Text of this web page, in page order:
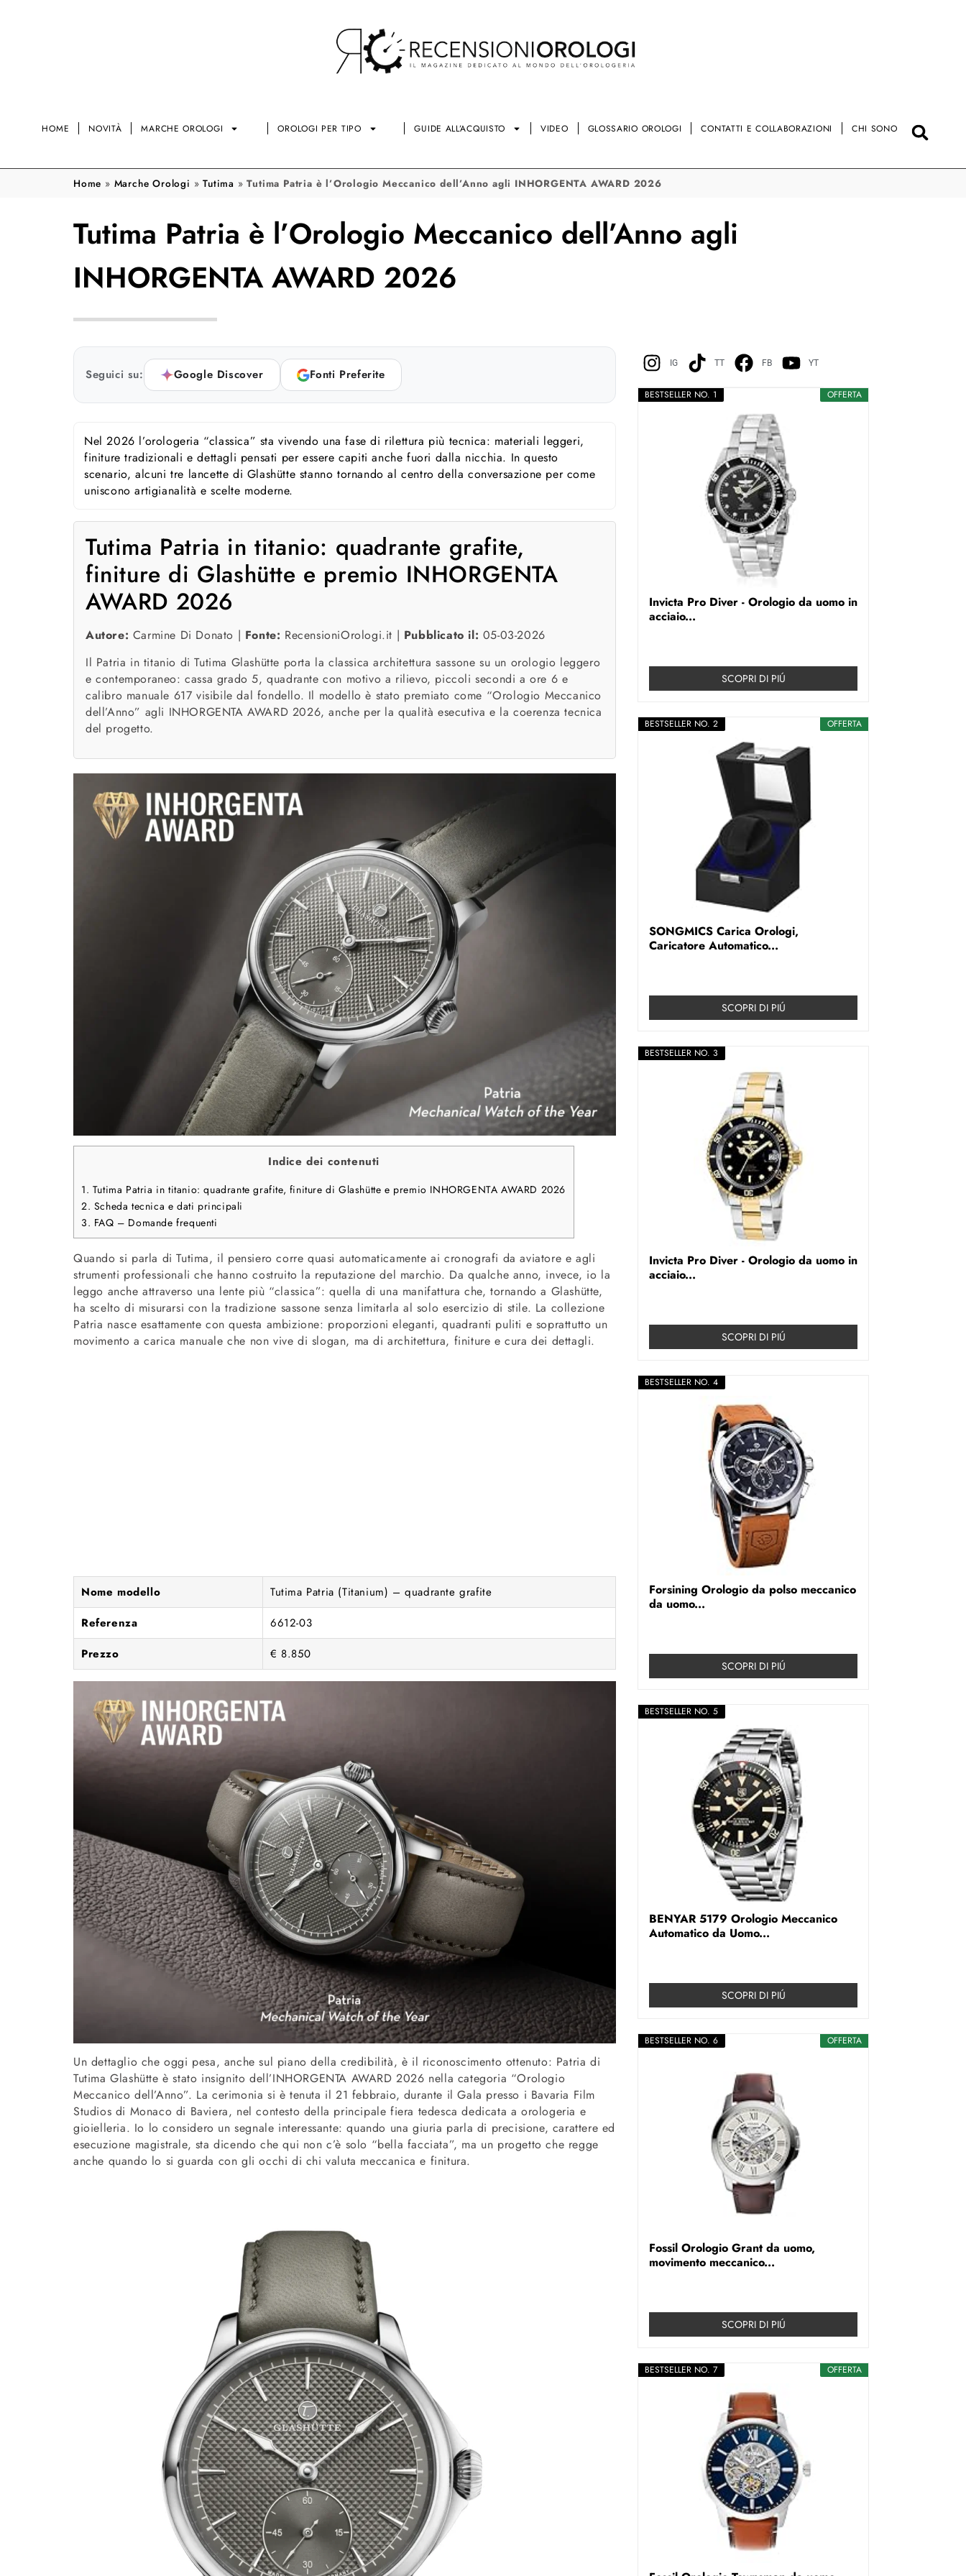
HOME NOVITÀ MARCHE OROLOGI OROLOGI PER TIPO GUIDE ALL’ACQUISTO VIDEO GLOSSARIO OROLOGI CONTATTI E COLLABORAZIONI CHI SONO
Home » Marche Orologi »Tutima »Tutima Patria è l’Orologio Meccanico dell’Anno agli INHORGENTA AWARD 2026
Tutima Patria è l’Orologio Meccanico dell’Anno agli
INHORGENTA AWARD 2026
Seguici su: Google Discover Fonti Preferite
Nel 2026 l’orologeria “classica” sta vivendo una fase di rilettura più tecnica: materiali leggeri,
finiture tradizionali e dettagli pensati per essere capiti anche fuori dalla nicchia. In questo
scenario, alcuni tre lancette di Glashütte stanno tornando al centro della conversazione per come
uniscono artigianalità e scelte moderne.
Tutima Patria in titanio: quadrante grafite,
finiture di Glashütte e premio INHORGENTA
AWARD 2026
Autore: Carmine Di Donato | Fonte: RecensioniOrologi.it | Pubblicato il: 05-03-2026
Il Patria in titanio di Tutima Glashütte porta la classica architettura sassone su un orologio leggero
e contemporaneo: cassa grado 5, quadrante con motivo a rilievo, piccoli secondi a ore 6 e
calibro manuale 617 visibile dal fondello. Il modello è stato premiato come “Orologio Meccanico
dell’Anno” agli INHORGENTA AWARD 2026, anche per la qualità esecutiva e la coerenza tecnica
del progetto.
Indice dei contenuti
1. Tutima Patria in titanio: quadrante grafite, finiture di Glashütte e premio INHORGENTA AWARD 2026
2. Scheda tecnica e dati principali
3. FAQ – Domande frequenti
Quando si parla di Tutima, il pensiero corre quasi automaticamente ai cronografi da aviatore e agli
strumenti professionali che hanno costruito la reputazione del marchio. Da qualche anno, invece, io la
leggo anche attraverso una lente più “classica”: quella di una manifattura che, tornando a Glashütte,
ha scelto di misurarsi con la tradizione sassone senza limitarla al solo esercizio di stile. La collezione
Patria nasce esattamente con questa ambizione: proporzioni eleganti, quadranti puliti e soprattutto un
movimento a carica manuale che non vive di slogan, ma di architettura, finiture e cura dei dettagli.
Nome modello
Tutima Patria (Titanium) – quadrante grafite
Referenza
6612-03
Prezzo
€ 8.850
Un dettaglio che oggi pesa, anche sul piano della credibilità, è il riconoscimento ottenuto: Patria di
Tutima Glashütte è stato insignito dell’INHORGENTA AWARD 2026 nella categoria “Orologio
Meccanico dell’Anno”. La cerimonia si è tenuta il 21 febbraio, durante il Gala presso i Bavaria Film
Studios di Monaco di Baviera, nel contesto della principale fiera tedesca dedicata a orologeria e
gioielleria. Io lo considero un segnale interessante: quando una giuria parla di precisione, carattere ed
esecuzione magistrale, sta dicendo che qui non c’è solo “bella facciata”, ma un progetto che regge
anche quando lo si guarda con gli occhi di chi valuta meccanica e finitura.
IG TT FB YT
OFFERTA
BESTSELLER NO. 1
Invicta Pro Diver - Orologio da uomo in
acciaio...
SCOPRI DI PIÚ
OFFERTA
BESTSELLER NO. 2
SONGMICS Carica Orologi,
Caricatore Automatico...
SCOPRI DI PIÚ
BESTSELLER NO. 3
Invicta Pro Diver - Orologio da uomo in
acciaio...
SCOPRI DI PIÚ
BESTSELLER NO. 4
Forsining Orologio da polso meccanico
da uomo...
SCOPRI DI PIÚ
BESTSELLER NO. 5
BENYAR 5179 Orologio Meccanico
Automatico da Uomo...
SCOPRI DI PIÚ
OFFERTA
BESTSELLER NO. 6
Fossil Orologio Grant da uomo,
movimento meccanico...
SCOPRI DI PIÚ
OFFERTA
BESTSELLER NO. 7